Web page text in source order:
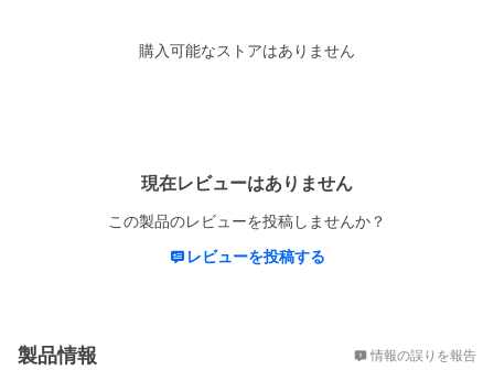
購入可能なストアはありません
現在レビューはありません
この製品のレビューを投稿しませんか？
レビューを投稿する
製品情報 情報の誤りを報告